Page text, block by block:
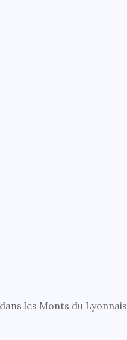
les Monts du Lyonnais